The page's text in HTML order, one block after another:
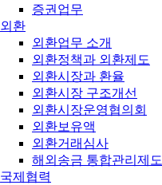
증권업무
외환
외환업무 소개
외환정책과 외환제도
외환시장과 환율
외환시장 구조개선
외환시장운영협의회
외환보유액
외환거래심사
해외송금 통합관리제도
국제협력